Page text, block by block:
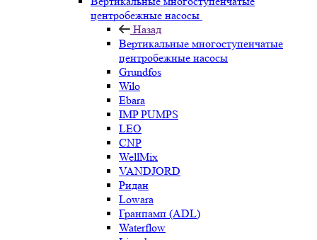
центробежные насосы
Назад
Вертикальные многоступенчатые
центробежные насосы
Grundfos
Wilo
Ebara
IMP PUMPS
LEO
CNP
WellMix
VANDJORD
Ридан
Lowara
Гранпамп (ADL)
Waterflow